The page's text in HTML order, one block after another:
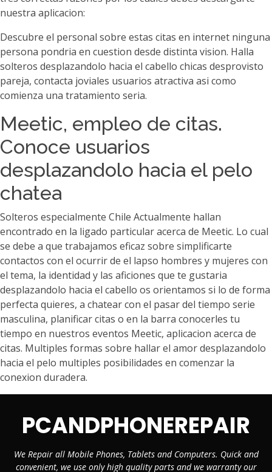
nuestra aplicacion:
Descubre el personal sobre estas citas en internet ninguna
persona pondria en cuestion desde distinta vision. Halla
solteros desplazandolo hacia el cabello chicas desprovisto
pareja, contacta joviales usuarios atractiva asi­ como
comienza una tratamiento seria.
Meetic, empleo de citas.
Conoce usuarios
desplazandolo hacia el pelo
chatea
Solteros especialmente Chile Actualmente hallan
encontrado en la ligado particular acerca de Meetic. Lo cual
se debe a que trabajamos eficaz sobre simplificarte
contactos con el ocurrir de el lapso hombres y mujeres con
el tema, la identidad y las aficiones que te gustaria
desplazandolo hacia el cabello os orientamos si lo de forma
perfecta quieres, a chatear con el pasar del tiempo serie
masculina, planificar citas o en la barra conocerles tu
tiempo en nuestros eventos Meetic, aplicacion acerca de
citas. Multiples formas sobre hallar el amor desplazandolo
hacia el pelo multiples posibilidades en comenzar la
conexion duradera.
PCANDPHONEREPAIR
We Repair all Mobile Phones, Tablets and Computers. Quick and
convenient, we use only high quality parts and we warranty our